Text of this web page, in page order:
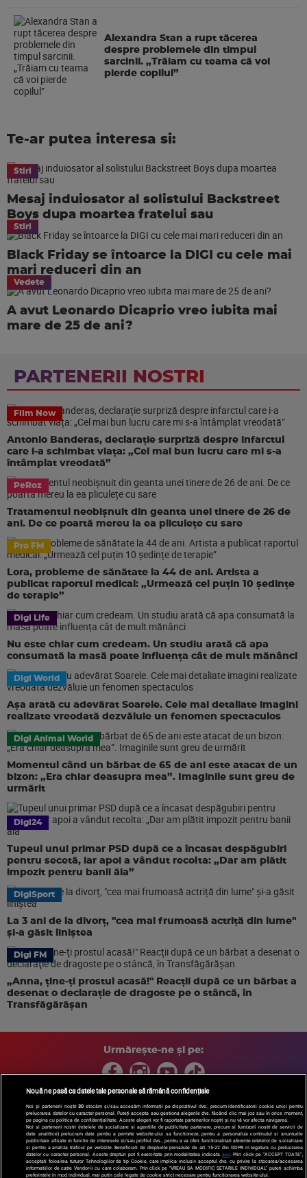
Alexandra Stan a rupt tăcerea
despre problemele din timpul
sarcinii. „Trăiam cu teama că voi
pierde copilul”
Te-ar putea interesa si:
Stiri
Mesaj induiosator al solistului Backstreet
Boys dupa moartea fratelui sau
Stiri
Black Friday se întoarce la DIGI cu cele mai
mari reduceri din an
Vedete
A avut Leonardo Dicaprio vreo iubita mai
mare de 25 de ani?
PARTENERII NOSTRI
Film Now
Antonio Banderas, declarație surpriză despre infarctul
care i-a schimbat viața: „Cel mai bun lucru care mi s-a
întâmplat vreodată”
PeRoz
Tratamentul neobișnuit din geanta unei tinere de 26 de
ani. De ce poartă mereu la ea pliculețe cu sare
Pro FM
Lora, probleme de sănătate la 44 de ani. Artista a
publicat raportul medical: „Urmează cel puțin 10 ședințe
de terapie”
Digi Life
Nu este chiar cum credeam. Un studiu arată că apa
consumată la masă poate influența cât de mult mănânci
Digi World
Așa arată cu adevărat Soarele. Cele mai detaliate imagini
realizate vreodată dezvăluie un fenomen spectaculos
Digi Animal World
Momentul când un bărbat de 65 de ani este atacat de un
bizon: „Era chiar deasupra mea”. Imaginile sunt greu de
urmărit
Digi24
Tupeul unui primar PSD după ce a încasat despăgubiri
pentru secetă, iar apoi a vândut recolta: „Dar am plătit
impozit pentru banii ăia”
DigiSport
La 3 ani de la divorț, "cea mai frumoasă actriță din lume"
și-a găsit liniștea
Digi FM
„Anna, ţine-ţi prostul acasă!" Reacţii după ce un bărbat a
desenat o declaraţie de dragoste pe o stâncă, în
Transfăgărăşan
Urmărește-ne și pe:
Copyright © 2026 / DIGI ROMANIA S.A.
Arhiva
Comunicate de presă Politica de confidentialitate
Termeni
si conditii
Gestionați preferințele| Contact/Info Codul etic
Nouă ne pasă ca datele tale personale să rămână confidențiale
Noi și partenerii noștri30 stocăm și/sau accesăm informații pe dispozitivul dvs., precum identificatorii cookie unici pentru
prelucrarea datelor cu caracter personal. Puteți accepta sau gestiona alegerile dvs. făcând clic mai jos sau în orice moment,
pe pagina cu politica de confidențialitate. Aceste alegeri vor fi raportate partenerilor noștri și nu vă vor afecta navigarea.
Noi si partenerii nostri (retelele de socializare si agentiile de publicitate partenere, precum si furnizorii nostri de servicii de
date analitice) prelucram date pentru a permite website-ului sa functioneze, pentru a personaliza continutul si anunturile
publicitare afisate in functie de interesele si/sau profilul dvs., pentru a va oferi functionalitati aferente retelelor de socializare
si pentru a analiza traficul pe website. Beneficiati de drepturile prevazute de art. 15-22 din GDPR in legatura cu prelucrarea
datelor cu caracter personal. Aceste drepturi pot fi exercitate prin modalitatea indicata aici. Prin click pe “ACCEPT TOATE”,
acceptati folosirea tuturor Tehnologiilor de tip Cookie, care implica inclusiv acceptul dvs. cu privire la stocarea/accesarea
informatiilor de catre Vendor-ii cu care colaboram. Prin click pe “VREAU SA MODIFIC SETARILE INDIVIDUAL” puteti schimba
preferintele in mod individual, mai putin cele legate de cookie strict necesare pentru functionarea website-ului.